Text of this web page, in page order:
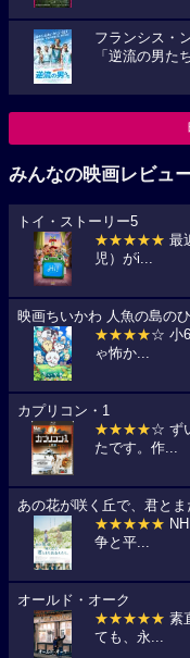
フランシス・
「逆流の男た
みんなの映画レビュ
トイ・ストーリー5
★★★★★ 最
児）がi...
映画ちいかわ 人魚の島の
★★★★☆ 小6
ゃ怖か...
カプリコン・1
★★★★☆ ず
たです。作...
あの花が咲く丘で、君とま
★★★★★
争と平...
オールド・オーク
★★★★★ 素
ても、永...